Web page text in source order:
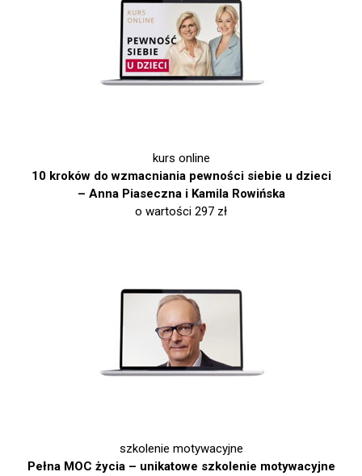
kurs online
10 kroków do wzmacniania pewności siebie u dzieci
– Anna Piaseczna i Kamila Rowińska
o wartości 297 zł
szkolenie motywacyjne
Pełna MOC życia – unikatowe szkolenie motywacyjne